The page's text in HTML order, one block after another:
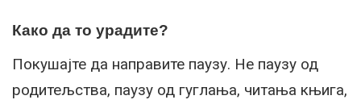
Како да то урадите?
Покушајте да направите паузу. Не паузу од
родитељства, паузу од гуглања, читања књига,